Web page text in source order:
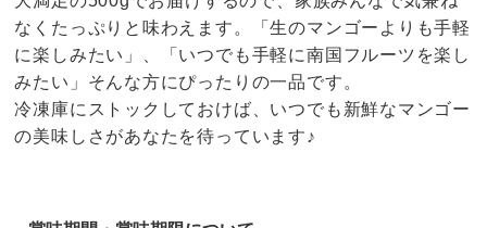
なくたっぷりと味わえます。「生のマンゴーよりも手軽
に楽しみたい」、「いつでも手軽に南国フルーツを楽し
みたい」そんな方にぴったりの一品です。
冷凍庫にストックしておけば、いつでも新鮮なマンゴー
の美味しさがあなたを待っています♪